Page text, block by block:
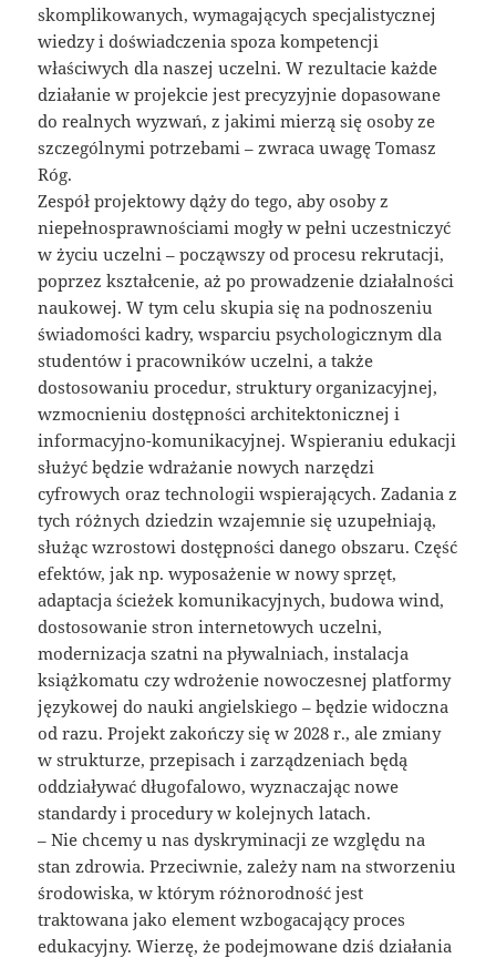
skomplikowanych, wymagających specjalistycznej
wiedzy i doświadczenia spoza kompetencji
właściwych dla naszej uczelni. W rezultacie każde
działanie w projekcie jest precyzyjnie dopasowane
do realnych wyzwań, z jakimi mierzą się osoby ze
szczególnymi potrzebami – zwraca uwagę Tomasz
Róg.
Zespół projektowy dąży do tego, aby osoby z
niepełnosprawnościami mogły w pełni uczestniczyć
w życiu uczelni – począwszy od procesu rekrutacji,
poprzez kształcenie, aż po prowadzenie działalności
naukowej. W tym celu skupia się na podnoszeniu
świadomości kadry, wsparciu psychologicznym dla
studentów i pracowników uczelni, a także
dostosowaniu procedur, struktury organizacyjnej,
wzmocnieniu dostępności architektonicznej i
informacyjno-komunikacyjnej. Wspieraniu edukacji
służyć będzie wdrażanie nowych narzędzi
cyfrowych oraz technologii wspierających. Zadania z
tych różnych dziedzin wzajemnie się uzupełniają,
służąc wzrostowi dostępności danego obszaru. Część
efektów, jak np. wyposażenie w nowy sprzęt,
adaptacja ścieżek komunikacyjnych, budowa wind,
dostosowanie stron internetowych uczelni,
modernizacja szatni na pływalniach, instalacja
książkomatu czy wdrożenie nowoczesnej platformy
językowej do nauki angielskiego – będzie widoczna
od razu. Projekt zakończy się w 2028 r., ale zmiany
w strukturze, przepisach i zarządzeniach będą
oddziaływać długofalowo, wyznaczając nowe
standardy i procedury w kolejnych latach.
– Nie chcemy u nas dyskryminacji ze względu na
stan zdrowia. Przeciwnie, zależy nam na stworzeniu
środowiska, w którym różnorodność jest
traktowana jako element wzbogacający proces
edukacyjny. Wierzę, że podejmowane dziś działania